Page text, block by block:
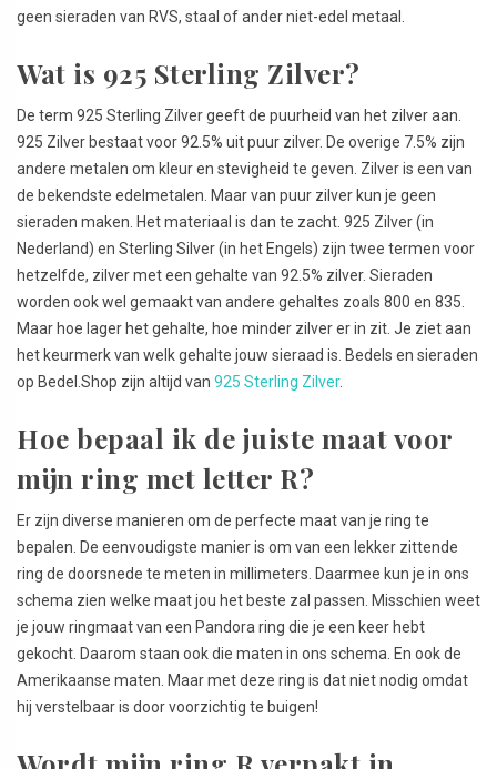
geen sieraden van RVS, staal of ander niet-edel metaal.
Wat is 925 Sterling Zilver?
De term 925 Sterling Zilver geeft de puurheid van het zilver aan.
925 Zilver bestaat voor 92.5% uit puur zilver. De overige 7.5% zijn
andere metalen om kleur en stevigheid te geven. Zilver is een van
de bekendste edelmetalen. Maar van puur zilver kun je geen
sieraden maken. Het materiaal is dan te zacht. 925 Zilver (in
Nederland) en Sterling Silver (in het Engels) zijn twee termen voor
hetzelfde, zilver met een gehalte van 92.5% zilver. Sieraden
worden ook wel gemaakt van andere gehaltes zoals 800 en 835.
Maar hoe lager het gehalte, hoe minder zilver er in zit. Je ziet aan
het keurmerk van welk gehalte jouw sieraad is. Bedels en sieraden
op Bedel.Shop zijn altijd van 925 Sterling Zilver.
Hoe bepaal ik de juiste maat voor
mijn ring met letter R?
Er zijn diverse manieren om de perfecte maat van je ring te
bepalen. De eenvoudigste manier is om van een lekker zittende
ring de doorsnede te meten in millimeters. Daarmee kun je in ons
schema zien welke maat jou het beste zal passen. Misschien weet
je jouw ringmaat van een Pandora ring die je een keer hebt
gekocht. Daarom staan ook die maten in ons schema. En ook de
Amerikaanse maten. Maar met deze ring is dat niet nodig omdat
hij verstelbaar is door voorzichtig te buigen!